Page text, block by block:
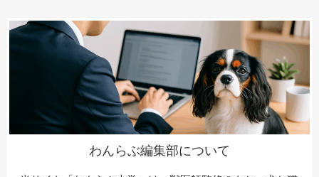
わんらぶ編集部について